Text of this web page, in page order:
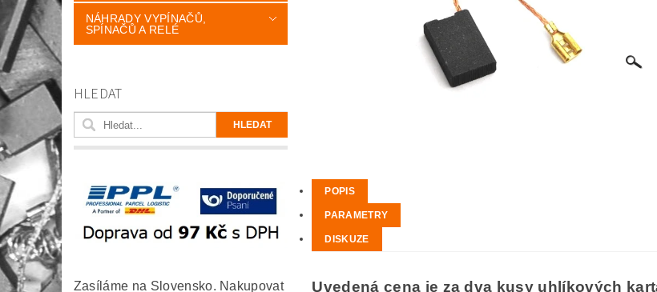
NÁHRADY VYPÍNAČŮ,
SPÍNAČŮ A RELÉ
HLEDAT
Zasíláme na Slovensko. Nakupovat
POPIS
PARAMETRY
DISKUZE
Uvedená cena je za dva kusy uhlíkových